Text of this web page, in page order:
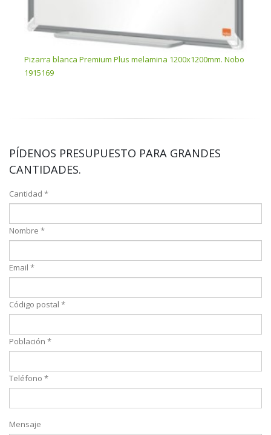
Pizarra blanca Premium Plus melamina 1200x1200mm. Nobo
1915169
PÍDENOS PRESUPUESTO PARA GRANDES
CANTIDADES.
Cantidad *
Nombre *
Email *
Código postal *
Población *
Teléfono *
Mensaje